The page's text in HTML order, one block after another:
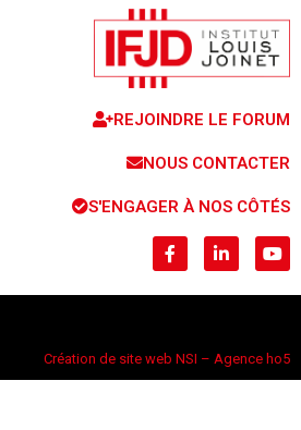
REJOINDRE LE FORUM
NOUS CONTACTER
S'ENGAGER À NOS CÔTÉS
Création de site web NSI – Agence ho5